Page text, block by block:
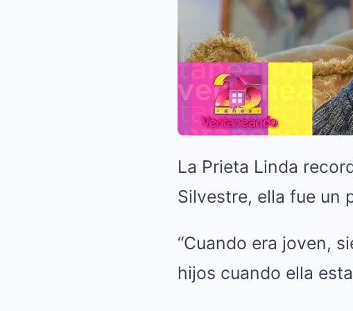
La Prieta Linda
Silvestre, ella fue un
“Cuando era joven,
hijos cuando ella